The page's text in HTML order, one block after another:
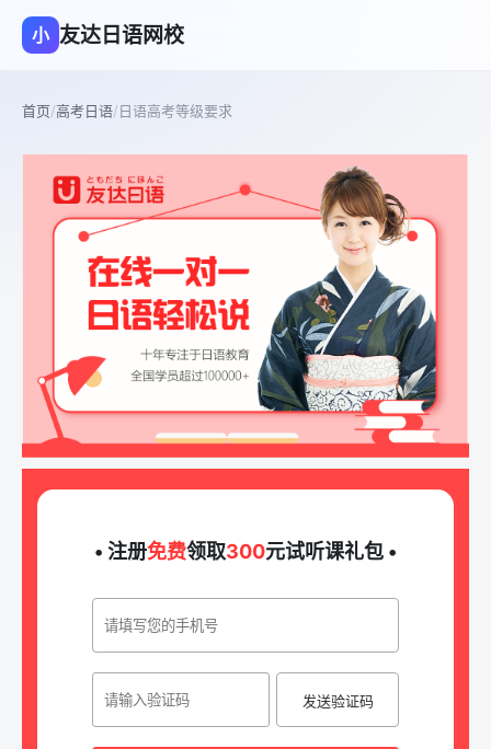
小 友达日语网校
首页/高考日语/日语高考等级要求
• 注册免费领取300元试听课礼包 •
发送验证码